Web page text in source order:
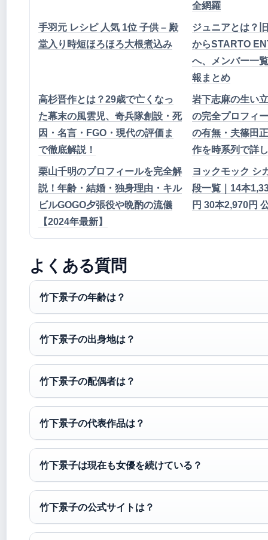
全網羅
手羽元 レシピ 人気 1位 子供 – 殿
堂入り時短ほろほろ大根煮込み
ジュニアとは？
からSTARTO
へ、メンバー一
報まとめ
高杉晋作とは？29歳で亡くなっ
た幕末の風雲児、奇兵隊創設・死
因・名言・FGO・現代の評価ま
で徹底解説！
岩下志麻の生い
の完全プロフィ
の有無・夫篠田
作を時系列で詳
栗山千明のプロフィールを完全解
説！年齢・結婚・独身理由・キル
ビルGOGO夕張役や晩酌の流儀
【2024年最新】
ヨックモック シ
段一覧｜14本
円 30本2,970円
よくある質問
竹下景子の年齢は？
竹下景子の出身地は？
竹下景子の配偶者は？
竹下景子の代表作品は？
竹下景子は現在も女優を続けている？
竹下景子の公式サイトは？